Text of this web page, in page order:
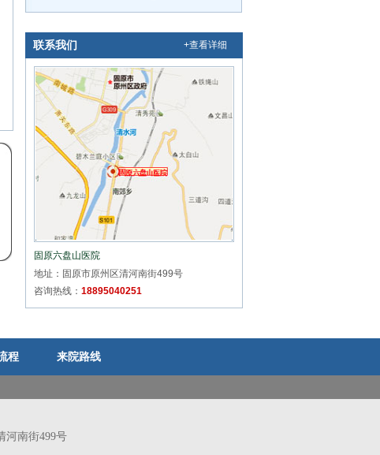
+查看详细
联系我们
固原六盘山医院
地址：固原市原州区清河南街499号
咨询热线： 18895040251
程 来院路线
河南街499号